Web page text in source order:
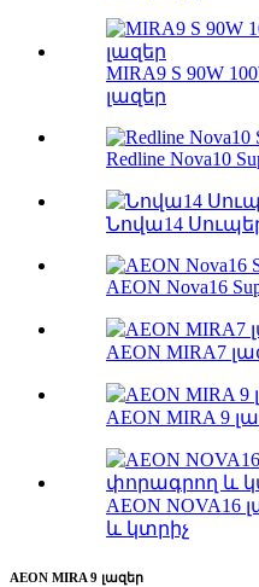
MIRA9 S 90W
լազեր
Redline Nova10
Նովա14
AEON Nova16
AEON MIRA7
AEON MIRA 9
AEON
և կտրիչ
AEON MIRA 9 լազեր